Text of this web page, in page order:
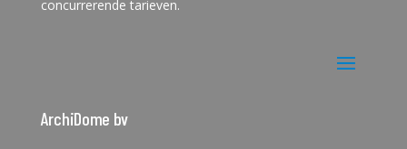
concurrerende tarieven.
ArchiDome bv